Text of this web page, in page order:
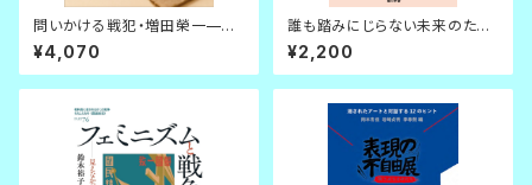
問いかける戦犯・増田榮一——
トイレットペーパーに書かれたサ
イゴン裁判・手記と資料
¥4,070
誰も踏みにじらない未来のため
のフェミニズム ともに語り、ケ
ア・共存・共生を考える韓国フェ
ミニスト13人からの投げかけ
¥2,200